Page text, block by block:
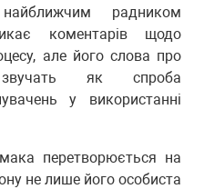
радником
коментарів щодо
але його слова про
як спроба
у використанні
перетворюється на
не лише його особиста